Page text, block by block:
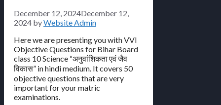
December 12, 2024December 12,
2024 byWebsite Admin
Here we are presenting you with VVI
Objective Questions for Bihar Board
class 10 Science “अनुवांशिकता एवं जैव
विकास” in hindi medium. It covers 50
objective questions that are very
important for your matric
examinations.